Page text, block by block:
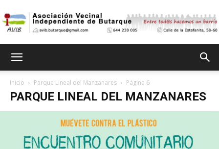
Vecinal
Independiente
Inicio Parque Lineal del Manzanares Página 6
PARQUE LINEAL DEL MANZANARES